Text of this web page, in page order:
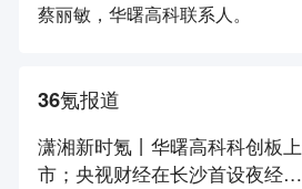
蔡丽敏，华曙高科联系人。
36氪报道
潇湘新时氪丨华曙高科科创板上
市；央视财经在长沙首设夜经济